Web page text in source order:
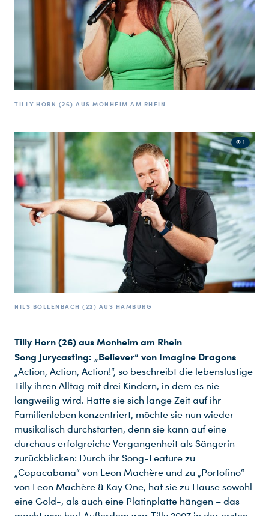
TILLY HORN (26) AUS MONHEIM AM RHEIN
© 1
NILS BOLLENBACH (22) AUS HAMBURG
Tilly Horn (26) aus Monheim am Rhein
Song Jurycasting: „Believer“ von Imagine Dragons
„Action, Action, Action!“, so beschreibt die lebenslustige
Tilly ihren Alltag mit drei Kindern, in dem es nie
langweilig wird. Hatte sie sich lange Zeit auf ihr
Familienleben konzentriert, möchte sie nun wieder
musikalisch durchstarten, denn sie kann auf eine
durchaus erfolgreiche Vergangenheit als Sängerin
zurückblicken: Durch ihr Song-Feature zu
„Copacabana“ von Leon Machère und zu „Portofino“
von Leon Machère & Kay One, hat sie zu Hause sowohl
eine Gold-, als auch eine Platinplatte hängen – das